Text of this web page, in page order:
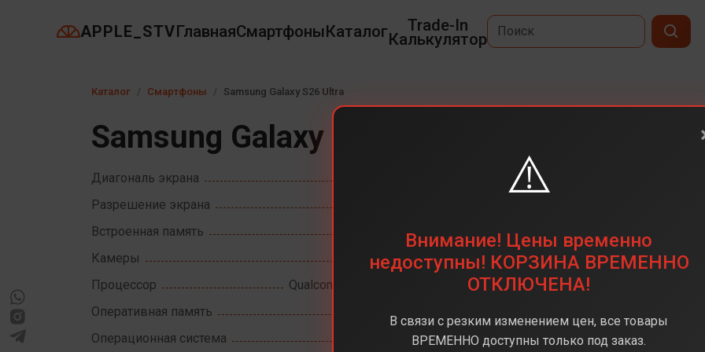
APPLE_STVГлавнаяСмартфоныКаталог Trade-In
Калькулятор
Каталог Смартфоны Samsung Galaxy S26 Ultra
Samsung Galaxy S26 Ultra
Диагональ экрана
Разрешение экрана
Встроенная память
Камеры
200+50+50+10 Мп
Процессор
Qualcomm Snapdragon 8 Elite Gen 5
Оперативная память
Операционная система
Android 16
⚠️
Внимание! Цены временно
недоступны! КОРЗИНА ВРЕМЕННО
ОТКЛЮЧЕНА!
В связи с резким изменением цен, все товары
ВРЕМЕННО доступны только под заказ.